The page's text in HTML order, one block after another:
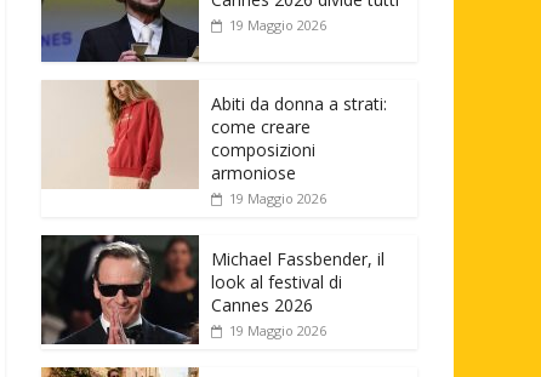
19 Maggio 2026
Abiti da donna a strati:
come creare
composizioni
armoniose
19 Maggio 2026
Michael Fassbender, il
look al festival di
Cannes 2026
19 Maggio 2026